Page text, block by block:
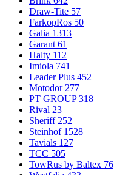
Draw-Tite 57
FarkopRos 50
Galia 1313
Garant 61
Halty 112
Imiola 741
Leader Plus 452
Motodor 277
PT GROUP 318
Rival 23
Sheriff 252
Steinhof 1528
Tavials 127
TCC 505
TowRus by Baltex 76